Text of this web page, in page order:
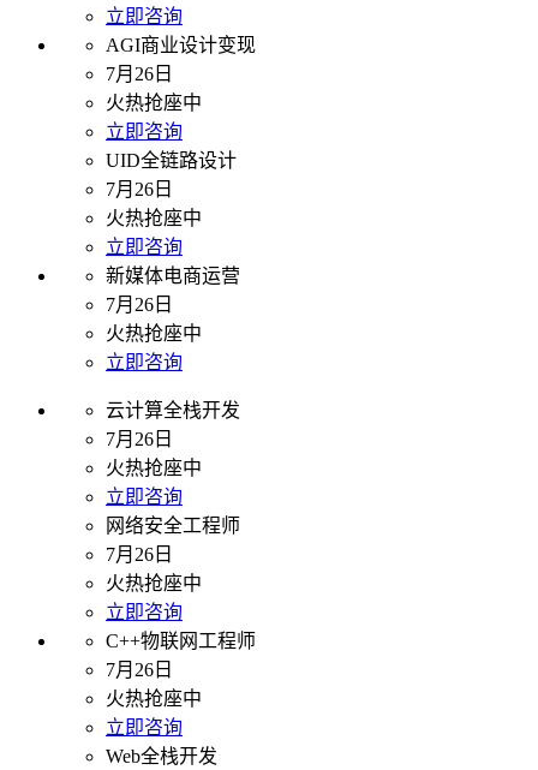
立即咨询
AGI商业设计变现
7月26日
火热抢座中
立即咨询
UID全链路设计
7月26日
火热抢座中
立即咨询
新媒体电商运营
7月26日
火热抢座中
立即咨询
云计算全栈开发
7月26日
火热抢座中
立即咨询
网络安全工程师
7月26日
火热抢座中
立即咨询
C++物联网工程师
7月26日
火热抢座中
立即咨询
Web全栈开发